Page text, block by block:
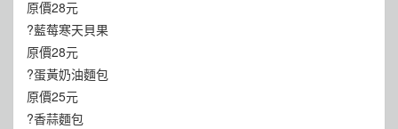
原價28元
?藍莓寒天貝果
原價28元
?蛋黃奶油麵包
原價25元
?香蒜麵包